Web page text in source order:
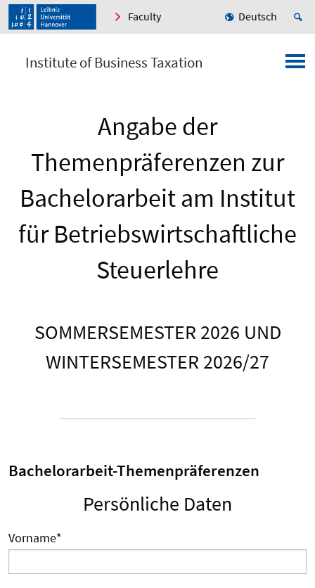
Faculty Deutsch
Institute of Business Taxation
Angabe der
Themenpräferenzen zur
Bachelorarbeit am Institut
für Betriebswirtschaftliche
Steuerlehre
SOMMERSEMESTER 2026 UND
WINTERSEMESTER 2026/27
Bachelorarbeit-Themenpräferenzen
Persönliche Daten
Vorname*